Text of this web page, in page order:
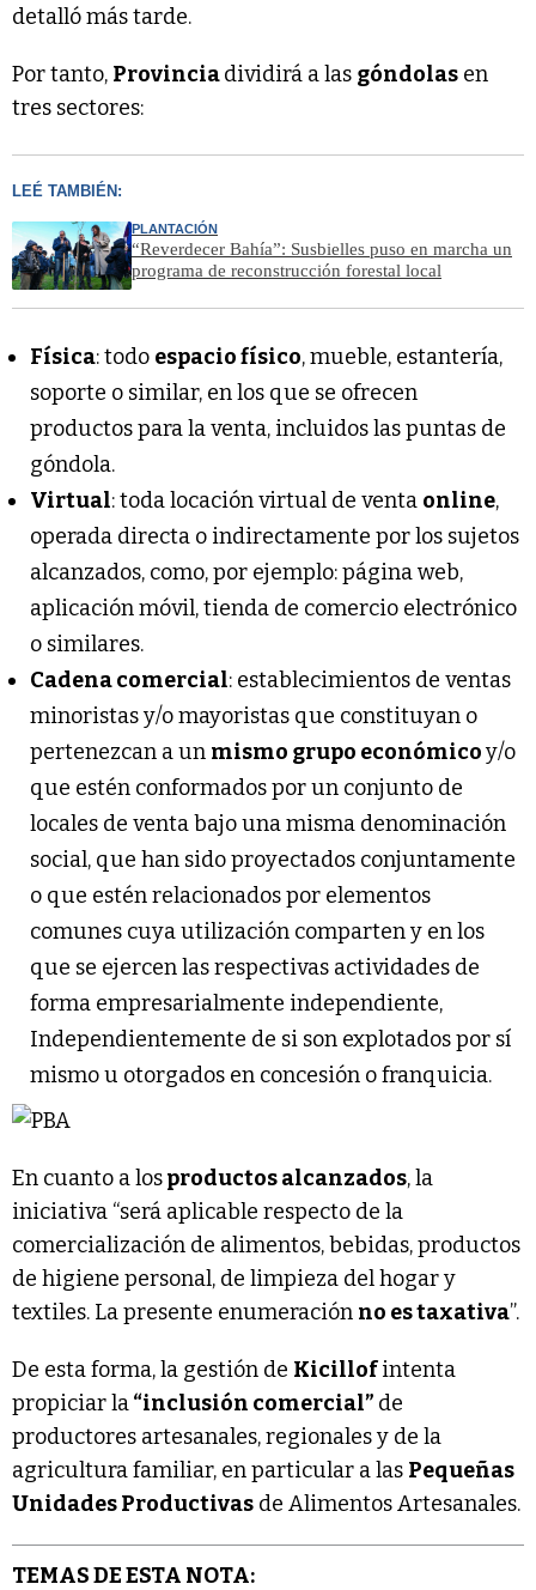
detalló más tarde.
Por tanto, Provinciadividirá a las góndolas en
tres sectores:
LEÉ TAMBIÉN:
PLANTACIÓN
“Reverdecer Bahía”: Susbielles puso en marcha un
programa de reconstrucción forestal local
Física: todo espacio físico, mueble, estantería,
soporte o similar, en los que se ofrecen
productos para la venta, incluidos las puntas de
góndola.
Virtual: toda locación virtual de venta online,
operada directa o indirectamente por los sujetos
alcanzados, como, por ejemplo: página web,
aplicación móvil, tienda de comercio electrónico
o similares.
Cadena comercial: establecimientos de ventas
minoristas y/o mayoristas que constituyan o
pertenezcan a un mismo grupo económicoy/o
que estén conformados por un conjunto de
locales de venta bajo una misma denominación
social, que han sido proyectados conjuntamente
o que estén relacionados por elementos
comunes cuya utilización comparten y en los
que se ejercen las respectivas actividades de
forma empresarialmente independiente,
Independientemente de si son explotados por sí
mismo u otorgados en concesión o franquicia.
En cuanto a losproductos alcanzados, la
iniciativa “será aplicable respecto de la
comercialización de alimentos, bebidas, productos
de higiene personal, de limpieza del hogar y
textiles. La presente enumeración no es taxativa”.
De esta forma, la gestión de Kicillofintenta
propiciar la“inclusión comercial” de
productores artesanales, regionales y de la
agricultura familiar, en particular a las Pequeñas
Unidades Productivas de Alimentos Artesanales.
TEMAS DE ESTA NOTA: